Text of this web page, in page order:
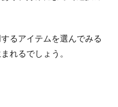
るアイテムを選んでみる
れるでしょう。